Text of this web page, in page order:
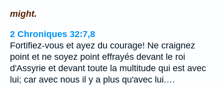
might.
2 Chroniques 32:7,8
Fortifiez-vous et ayez du courage! Ne craignez
point et ne soyez point effrayés devant le roi
d'Assyrie et devant toute la multitude qui est avec
lui; car avec nous il y a plus qu'avec lui.…